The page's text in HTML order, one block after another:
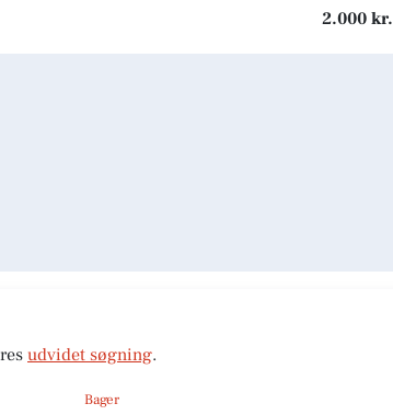
2.000 kr.
udvidet søgning.
Bager